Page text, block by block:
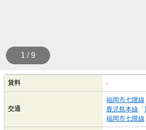
1 / 9
賃料 -
交通
福岡市七隈線
鹿児島本線 「
福岡市七隈線